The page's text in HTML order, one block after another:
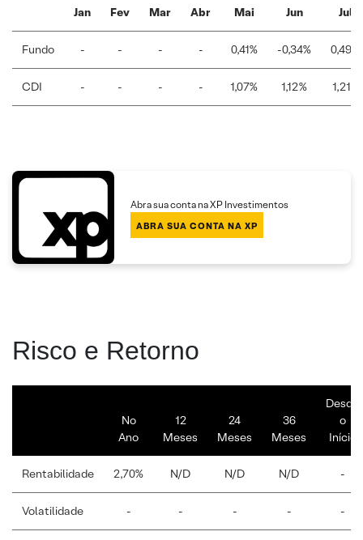
Jan Fev Mar Abr Mai Jun Jul
Fundo - - - - 0,41% -0,34% 0,49%
CDI - - - - 1,07% 1,12% 1,21%
Abra sua conta na XP Investimentos
ABRA SUA CONTA NA XP
Risco e Retorno
No
Ano
12
Meses
24
Meses
36
Meses
Desde
o
Início
Rentabilidade 2,70% N/D N/D N/D -
Volatilidade - - - - -